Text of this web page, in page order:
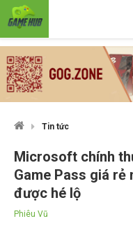
Tin tức
Microsoft chính
Game Pass giá rẻ
được hé lộ
Phiêu Vũ